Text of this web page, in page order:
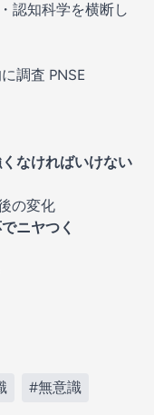
認知科学を横断し
調査 PNSE
なければいけない
の変化
ニヤつく
#無意識